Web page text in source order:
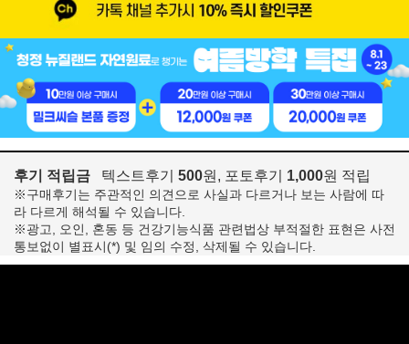
후기 적립금 텍스트후기 500원, 포토후기 1,000원 적립
※구매후기는 주관적인 의견으로 사실과 다르거나 보는 사람에 따
라 다르게 해석될 수 있습니다.
※광고, 오인, 혼동 등 건강기능식품 관련법상 부적절한 표현은 사전
통보없이 별표시(*) 및 임의 수정, 삭제될 수 있습니다.